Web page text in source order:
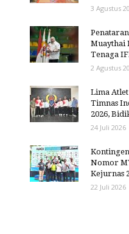
3 Agustus
Muaythai
Tenaga
2 Agustus
Lima
Timnas
2026,
24 Juli 2026
Nomor
Kejurnas
22 Juli 2026